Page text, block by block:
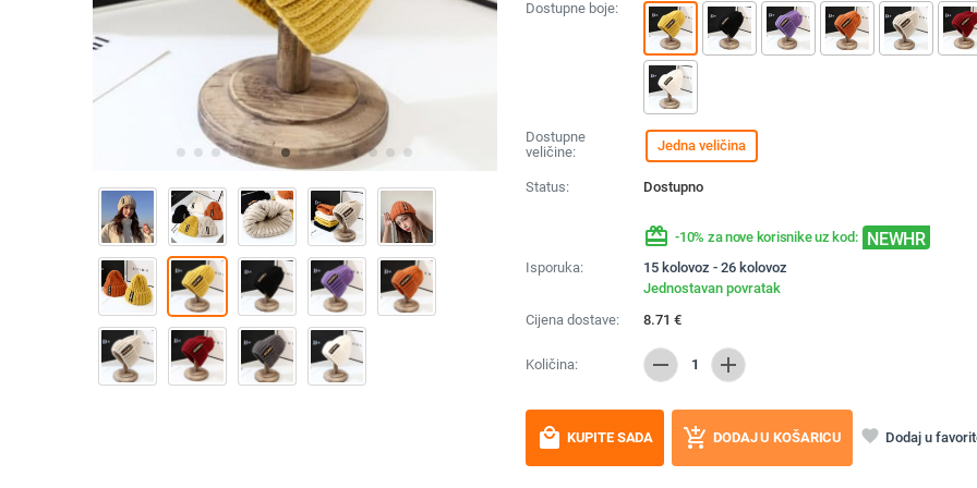
Dostupne boje:
Dostupne
veličine:
Jedna veličina
Status: Dostupno
redeem -10% za nove korisnike uz kod: NEWHR
Isporuka:
15 kolovoz - 26 kolovoz
Jednostavan povratak
Cijena dostave:
8.71 €
Količina: remove 1 add
local_mall KUPITE SADA add_shopping_cart DODAJ U KOŠARICU favorite Dodaj u